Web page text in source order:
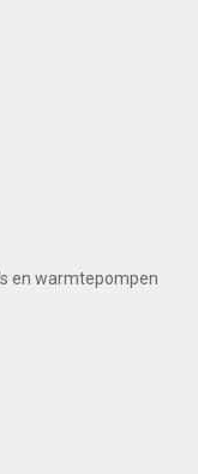
en warmtepompen